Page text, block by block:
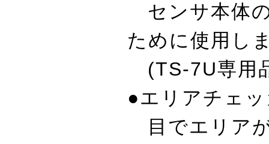
センサ本体
ために使用し
(TS-7U専用
●エリアチェ
目でエリア